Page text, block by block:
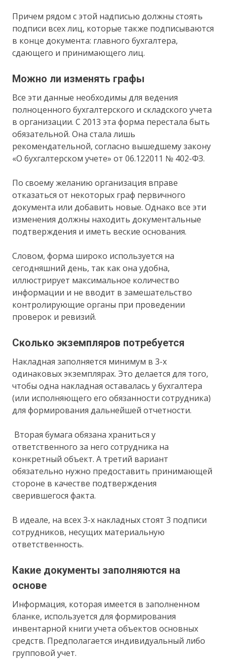
Причем рядом с этой надписью должны стоять
подписи всех лиц, которые также подписываются
в конце документа: главного бухгалтера,
сдающего и принимающего лиц.
Можно ли изменять графы
Все эти данные необходимы для ведения
полноценного бухгалтерского и складского учета
в организации. С 2013 эта форма перестала быть
обязательной. Она стала лишь
рекомендательной, согласно вышедшему закону
«О бухгалтерском учете» от 06.122011 № 402-ФЗ.
По своему желанию организация вправе
отказаться от некоторых граф первичного
документа или добавить новые. Однако все эти
изменения должны находить документальные
подтверждения и иметь веские основания.
Словом, форма широко используется на
сегодняшний день, так как она удобна,
иллюстрирует максимальное количество
информации и не вводит в замешательство
контролирующие органы при проведении
проверок и ревизий.
Сколько экземпляров потребуется
Накладная заполняется минимум в 3-х
одинаковых экземплярах. Это делается для того,
чтобы одна накладная оставалась у бухгалтера
(или исполняющего его обязанности сотрудника)
для формирования дальнейшей отчетности.
Вторая бумага обязана храниться у
ответственного за него сотрудника на
конкретный объект. А третий вариант
обязательно нужно предоставить принимающей
стороне в качестве подтверждения
сверившегося факта.
В идеале, на всех 3-х накладных стоят 3 подписи
сотрудников, несущих материальную
ответственность.
Какие документы заполняются на
основе
Информация, которая имеется в заполненном
бланке, используется для формирования
инвентарной книги учета объектов основных
средств. Предполагается индивидуальный либо
групповой учет.